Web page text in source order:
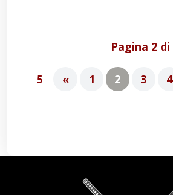
Pagina 2 di
5 « 1 2 3 4